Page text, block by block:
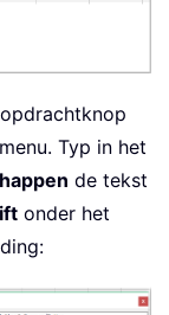
Typ in het
de tekst
onder het